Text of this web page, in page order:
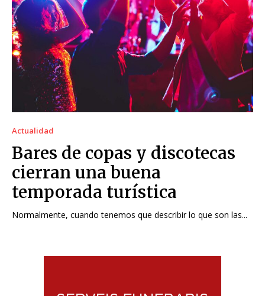
Actualidad
Bares de copas y discotecas
cierran una buena
temporada turística
Normalmente, cuando tenemos que describir lo que son las...